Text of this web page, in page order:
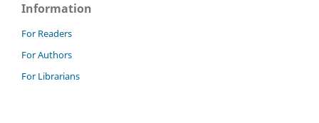
Information
For Readers
For Authors
For Librarians